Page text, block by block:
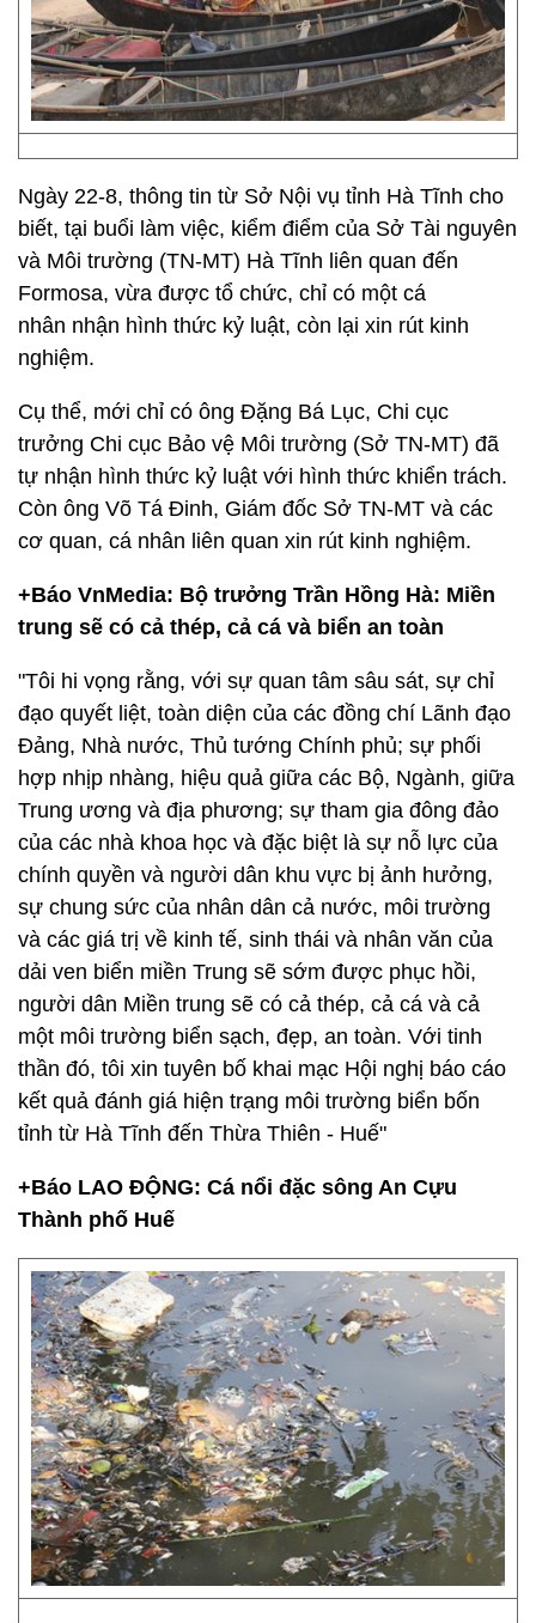
Ngày 22-8, thông tin từ Sở Nội vụ tỉnh Hà Tĩnh cho
biết, tại buổi làm việc, kiểm điểm của Sở Tài nguyên
và Môi trường (TN-MT) Hà Tĩnh liên quan đến
Formosa, vừa được tổ chức, chỉ có một cá
nhân nhận hình thức kỷ luật, còn lại xin rút kinh
nghiệm.
Cụ thể, mới chỉ có ông Đặng Bá Lục, Chi cục
trưởng Chi cục Bảo vệ Môi trường (Sở TN-MT) đã
tự nhận hình thức kỷ luật với hình thức khiển trách.
Còn ông Võ Tá Đinh, Giám đốc Sở TN-MT và các
cơ quan, cá nhân liên quan xin rút kinh nghiệm.
+Báo VnMedia: Bộ trưởng Trần Hồng Hà: Miền
trung sẽ có cả thép, cả cá và biển an toàn
"Tôi hi vọng rằng, với sự quan tâm sâu sát, sự chỉ
đạo quyết liệt, toàn diện của các đồng chí Lãnh đạo
Đảng, Nhà nước, Thủ tướng Chính phủ; sự phối
hợp nhịp nhàng, hiệu quả giữa các Bộ, Ngành, giữa
Trung ương và địa phương; sự tham gia đông đảo
của các nhà khoa học và đặc biệt là sự nỗ lực của
chính quyền và người dân khu vực bị ảnh hưởng,
sự chung sức của nhân dân cả nước, môi trường
và các giá trị về kinh tế, sinh thái và nhân văn của
dải ven biển miền Trung sẽ sớm được phục hồi,
người dân Miền trung sẽ có cả thép, cả cá và cả
một môi trường biển sạch, đẹp, an toàn. Với tinh
thần đó, tôi xin tuyên bố khai mạc Hội nghị báo cáo
kết quả đánh giá hiện trạng môi trường biển bốn
tỉnh từ Hà Tĩnh đến Thừa Thiên - Huế"
+Báo LAO ĐỘNG: Cá nổi đặc sông An Cựu
Thành phố Huế